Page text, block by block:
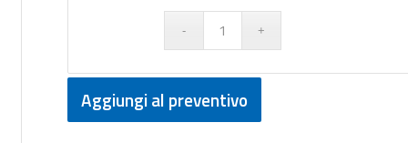
Aggiungi al preventivo